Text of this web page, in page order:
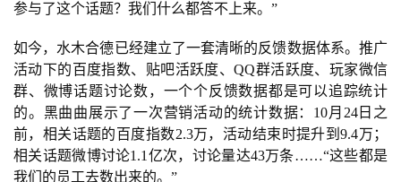
0
日
游
对
接
参与了这个话题？我们什么都答不上来。”
如今，水木合德已经建立了一套清晰的反馈数据体系。推广
活动下的百度指数、贴吧活跃度、QQ群活跃度、玩家微信
群、微博话题讨论数，一个个反馈数据都是可以追踪统计
的。黑曲曲展示了一次营销活动的统计数据：10月24日之
前，相关话题的百度指数2.3万，活动结束时提升到9.4万；
相关话题微博讨论1.1亿次，讨论量达43万条……“这些都是
我们的员工去数出来的。”